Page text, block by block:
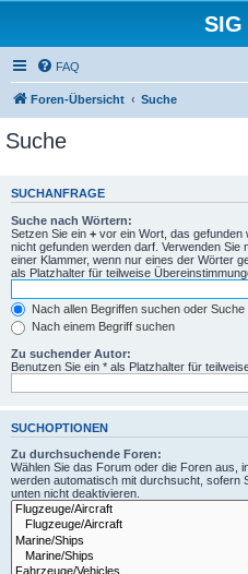
SIG
FAQ
Foren-Übersicht Suche
Suche
SUCHANFRAGE
Suche nach Wörtern:
Setzen Sie ein + vor ein Wort, das gefunden
nicht gefunden werden darf. Verwenden Sie
einer Klammer, wenn nur eines der Wörter
als Platzhalter für teilweise
Nach allen Begriffen suchen oder
Nach einem Begriff suchen
Zu suchender Autor:
Benutzen Sie ein * als Platzhalter für
SUCHOPTIONEN
Zu durchsuchende Foren:
Wählen Sie das Forum oder die Foren aus,
werden automatisch mit durchsucht, sofern
unten nicht deaktivieren.